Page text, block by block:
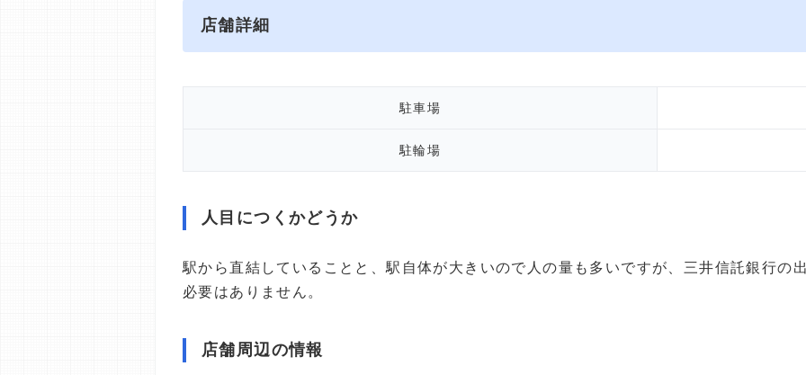
店舗詳細
駐車場
駐輪場
人目につくかどうか
駅から直結していることと、駅自体が大きいので人の量も多いですが、三井信託銀行の
必要はありません。
店舗周辺の情報